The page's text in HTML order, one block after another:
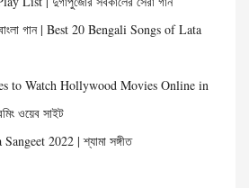
বাংলা গান | Best 20 Bengali Songs of Lata
to Watch Hollywood Movies Online in
ওয়েব সাইট
2022 | শ্যামা সঙ্গীত